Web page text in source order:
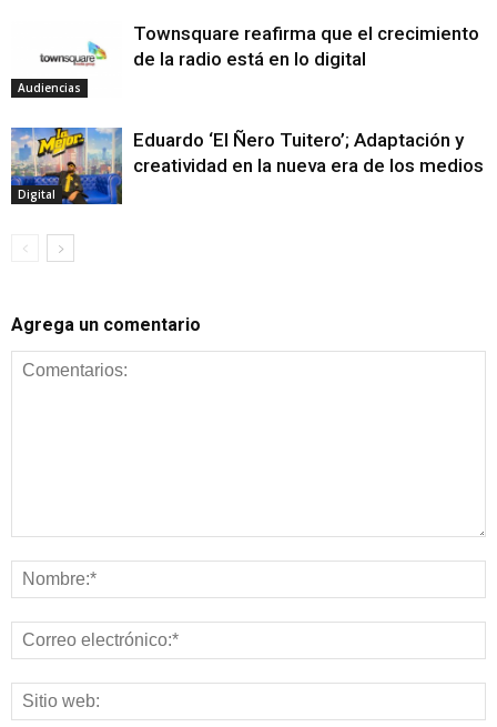
Audiencias
Townsquare reafirma que el crecimiento
de la radio está en lo digital
Digital
Eduardo ‘El Ñero Tuitero’; Adaptación y
creatividad en la nueva era de los medios
Agrega un comentario